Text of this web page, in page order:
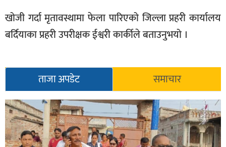
समाज
विचार
खोजी गर्दा मृतावस्थामा फेला पारिएको जिल्ला प्रहरी कार्यालय
बर्दियाका प्रहरी उपरीक्षक ईश्वरी कार्कीले बताउनुभयो ।
ताजा अपडेट समाचार